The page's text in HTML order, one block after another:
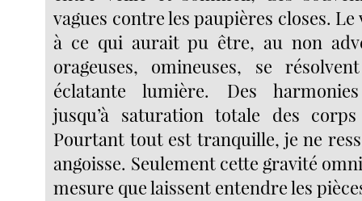
vagues contre les paupières closes. Le
à ce qui aurait pu être, au non
orageuses, omineuses, se
éclatante lumière. Des harmonies
jusqu’à saturation totale des
Pourtant tout est tranquille, je ne
angoisse. Seulement cette gravité
mesure que laissent entendre les